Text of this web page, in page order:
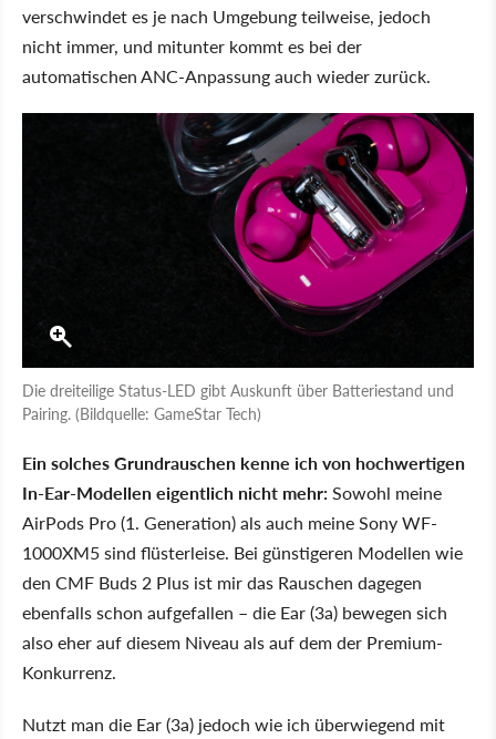
verschwindet es je nach Umgebung teilweise, jedoch
nicht immer, und mitunter kommt es bei der
automatischen ANC-Anpassung auch wieder zurück.
Die dreiteilige Status-LED gibt Auskunft über Batteriestand und
Pairing. (Bildquelle: GameStar Tech)
Ein solches Grundrauschen kenne ich von hochwertigen
In-Ear-Modellen eigentlich nicht mehr:Sowohl meine
AirPods Pro (1. Generation) als auch meine Sony WF-
1000XM5 sind flüsterleise. Bei günstigeren Modellen wie
den CMF Buds 2 Plus ist mir das Rauschen dagegen
ebenfalls schon aufgefallen – die Ear (3a) bewegen sich
also eher auf diesem Niveau als auf dem der Premium-
Konkurrenz.
Nutzt man die Ear (3a) jedoch wie ich überwiegend mit